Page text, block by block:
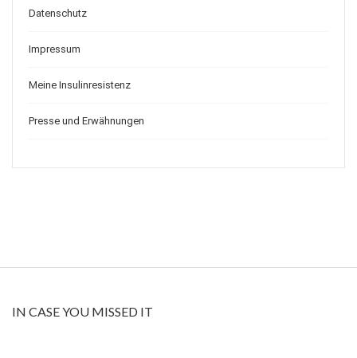
Datenschutz
Impressum
Meine Insulinresistenz
Presse und Erwähnungen
IN CASE YOU MISSED IT